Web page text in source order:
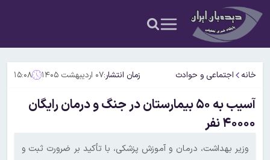
خانه اجتماعی و حوادث زمان انتشار:۰۷ اردیبهشت ۱۴۰۵ ۱۵:۰۸
آسیب به ۵۰ بیمارستان در جنگ و درمان رایگان
۴۰۰۰۰ نفر
وزیر بهداشت، درمان و آموزش پزشکی، با تأکید بر ضرورت ثبت و